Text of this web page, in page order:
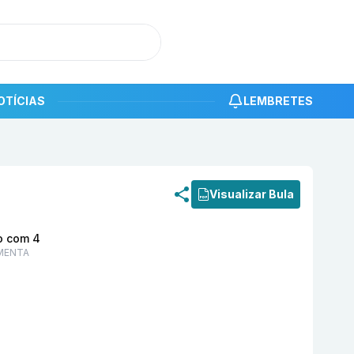
LEMBRETES
Visualizar Bula
com 4